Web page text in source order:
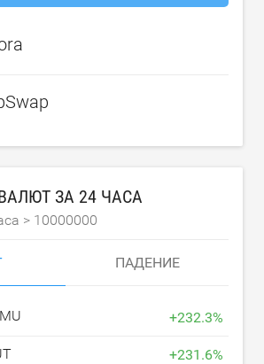
ЗА 24 ЧАСА
> 10000000
ПАДЕНИЕ
+232.3%
+231.6%